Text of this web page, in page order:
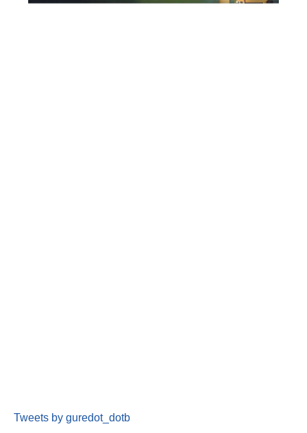
Tweets by guredot_dotb